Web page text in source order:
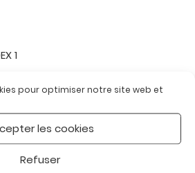
pour optimiser notre site web et
les cookies
Refuser
1
rendez-vous à l’adresse
fr/support/